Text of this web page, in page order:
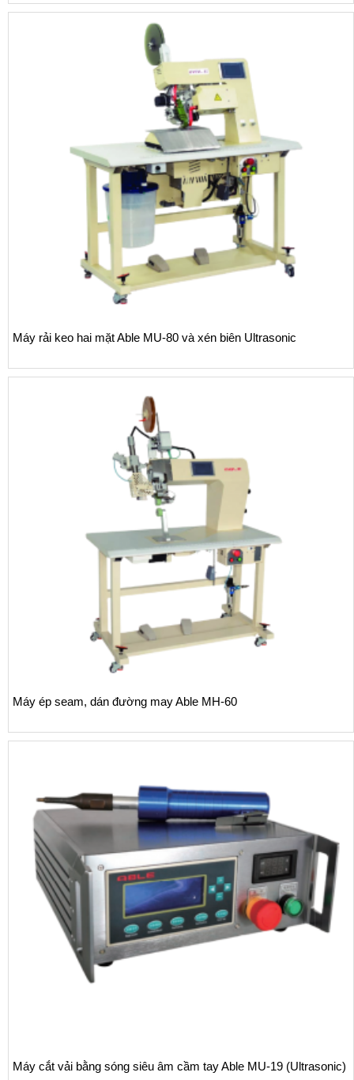
Máy rải keo hai mặt Able MU-80 và xén biên Ultrasonic
Máy ép seam, dán đường may Able MH-60
Máy cắt vải bằng sóng siêu âm cầm tay Able MU-19 (Ultrasonic)